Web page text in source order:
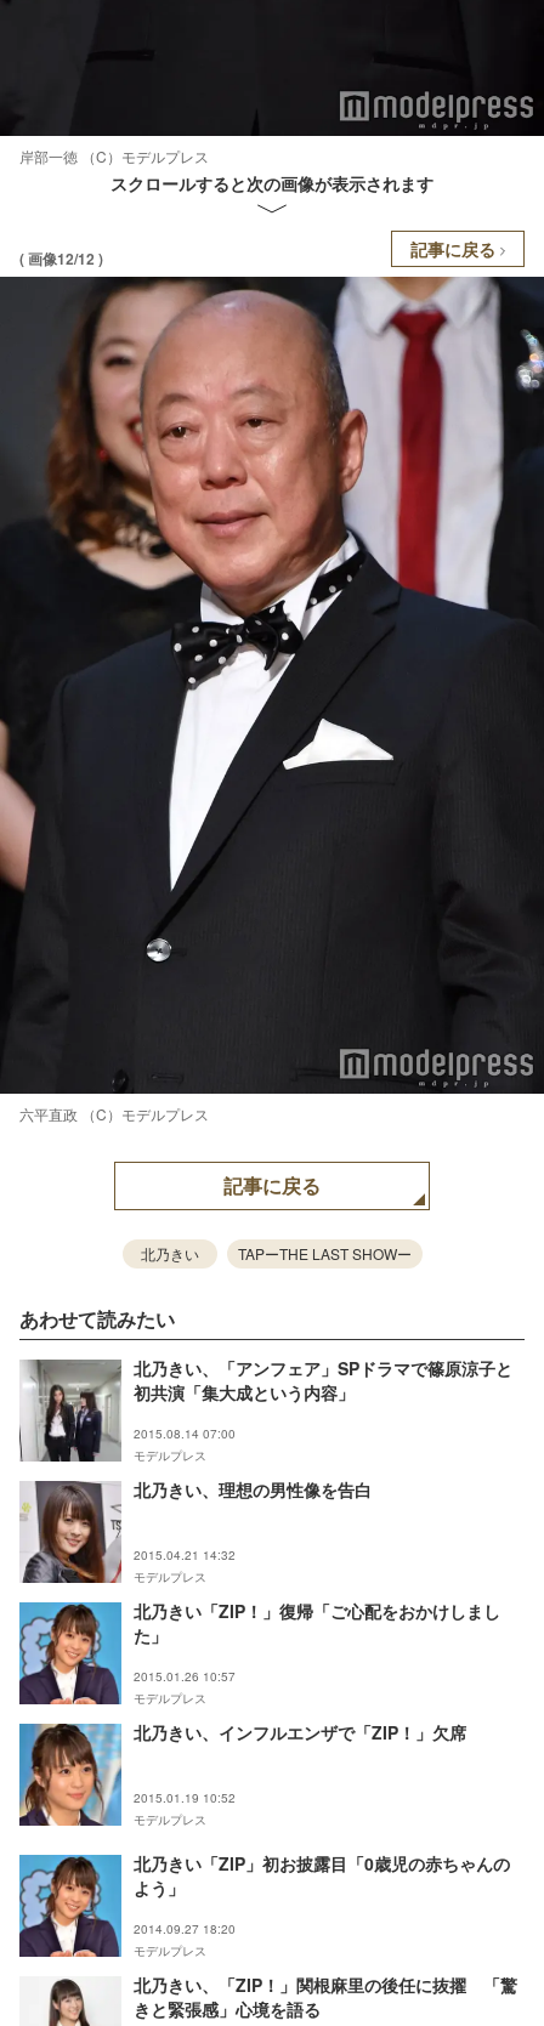
岸部一徳 （C）モデルプレス
スクロールすると次の画像が表示されます
( 画像12/12 ) 記事に戻る
六平直政 （C）モデルプレス
記事に戻る
北乃きい TAPーTHE LAST SHOWー
あわせて読みたい
北乃きい、「アンフェア」SPドラマで篠原涼子と
初共演「集大成という内容」
2015.08.14 07:00
モデルプレス
北乃きい、理想の男性像を告白
2015.04.21 14:32
モデルプレス
北乃きい「ZIP！」復帰「ご心配をおかけしまし
た」
2015.01.26 10:57
モデルプレス
北乃きい、インフルエンザで「ZIP！」欠席
2015.01.19 10:52
モデルプレス
北乃きい「ZIP」初お披露目「0歳児の赤ちゃんの
よう」
2014.09.27 18:20
モデルプレス
北乃きい、「ZIP！」関根麻里の後任に抜擢 「驚
きと緊張感」心境を語る